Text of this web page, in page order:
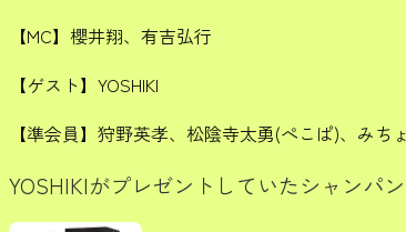
【MC】櫻井翔、有吉弘行
【ゲスト】YOSHIKI
【準会員】狩野英孝、松陰寺太勇(ぺこぱ)、みち
YOSHIKIがプレゼントしていたシャンパ